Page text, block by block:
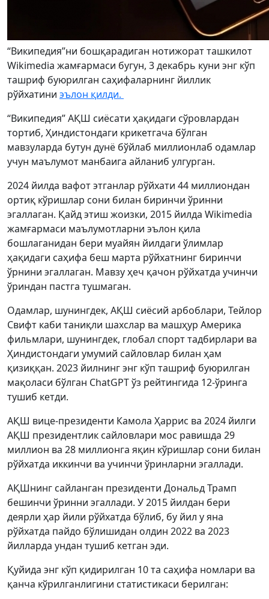
“Википедия”ни бошқарадиган нотижорат ташкилот
Wikimedia жамғармаси бугун, 3 декабрь куни энг кўп
ташриф буюрилган саҳифаларнинг йиллик
рўйхатини эълон қилди.
“Википедия” АҚШ сиёсати ҳақидаги сўровлардан
тортиб, Ҳиндистондаги крикетгача бўлган
мавзуларда бутун дунё бўйлаб миллионлаб одамлар
учун маълумот манбаига айланиб улгурган.
2024 йилда вафот этганлар рўйхати 44 миллиондан
ортиқ кўришлар сони билан биринчи ўринни
эгаллаган. Қайд этиш жоизки, 2015 йилда Wikimedia
жамғармаси маълумотларни эълон қила
бошлаганидан бери муайян йилдаги ўлимлар
ҳақидаги саҳифа беш марта рўйхатнинг биринчи
ўрнини эгаллаган. Мавзу ҳеч қачон рўйхатда учинчи
ўриндан пастга тушмаган.
Одамлар, шунингдек, АҚШ сиёсий арбоблари, Тейлор
Свифт каби таниқли шахслар ва машҳур Америка
фильмлари, шунингдек, глобал спорт тадбирлари ва
Ҳиндистондаги умумий сайловлар билан ҳам
қизиққан. 2023 йилнинг энг кўп ташриф буюрилган
мақоласи бўлган ChatGPT ўз рейтингида 12-ўринга
тушиб кетди.
АҚШ вице-президенти Камола Ҳаррис ва 2024 йилги
АҚШ президентлик сайловлари мос равишда 29
миллион ва 28 миллионга яқин кўришлар сони билан
рўйхатда иккинчи ва учинчи ўринларни эгаллади.
АҚШнинг сайланган президенти Дональд Трамп
бешинчи ўринни эгаллади. У 2015 йилдан бери
деярли ҳар йили рўйхатда бўлиб, бу йил у яна
рўйхатда пайдо бўлишидан олдин 2022 ва 2023
йилларда ундан тушиб кетган эди.
Қуйида энг кўп қидирилган 10 та саҳифа номлари ва
қанча кўрилганлигини статистикаси берилган: